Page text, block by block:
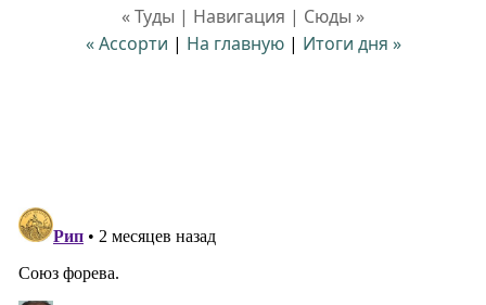
« Туды | Навигация | Сюды »
« Ассорти | На главную| Итоги дня »